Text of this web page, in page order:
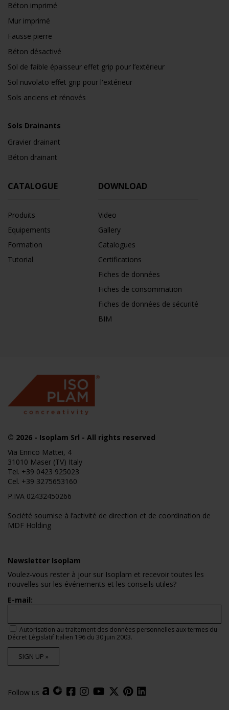
Béton imprimé
Mur imprimé
Fausse pierre
Béton désactivé
Sol de faible épaisseur effet grip pour l’extérieur
Sol nuvolato effet grip pour l'extérieur
Sols anciens et rénovés
Sols Drainants
Gravier drainant
Béton drainant
CATALOGUE
Produits
Equipements
Formation
Tutorial
DOWNLOAD
Video
Gallery
Catalogues
Certifications
Fiches de données
Fiches de consommation
Fiches de données de sécurité
BIM
© 2026 - Isoplam Srl - All rights reserved
Via Enrico Mattei, 4
31010 Maser (TV) Italy
Tel. +39 0423 925023
Cel. +39 3275653160
P.IVA 02432450266
Société soumise à l’activité de direction et de coordination de
MDF Holding
Newsletter Isoplam
Voulez-vous rester à jour sur Isoplam et recevoir toutes les
nouvelles sur les événements et les conseils utiles?
E-mail:
Autorisation au traitement des données personnelles aux termes du
Décret Législatif Italien 196 du 30 juin 2003.
SIGN UP »
Follow us